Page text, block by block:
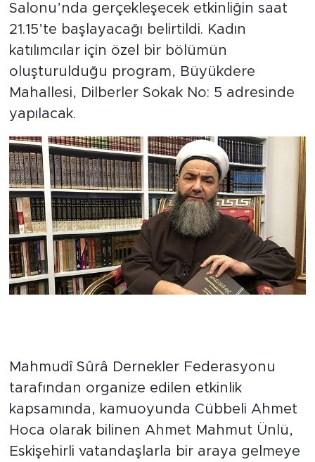
Salonu’nda gerçekleşecek etkinliğin saat
21.15’te başlayacağı belirtildi. Kadın
katılımcılar için özel bir bölümün
oluşturulduğu program, Büyükdere
Mahallesi, Dilberler Sokak No: 5 adresinde
yapılacak.
Buluşuyor
Mahmudî Sûrâ Dernekler Federasyonu
tarafından organize edilen etkinlik
kapsamında, kamuoyunda Cübbeli Ahmet
Hoca olarak bilinen Ahmet Mahmut Ünlü,